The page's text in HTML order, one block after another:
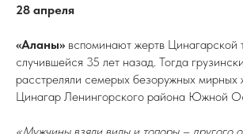
28 апреля
«Аланы» вспоминают жертв Цинагарской
случившейся 35 лет назад. Тогда
расстреляли семерых безоружных мирных
Цинагар Ленингорского района Южной